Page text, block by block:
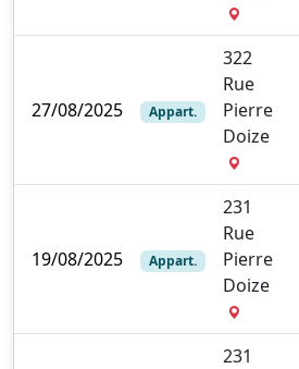
27/08/2025 Appart.
322
Rue
Pierre
Doize
19/08/2025 Appart.
231
Rue
Pierre
Doize
231